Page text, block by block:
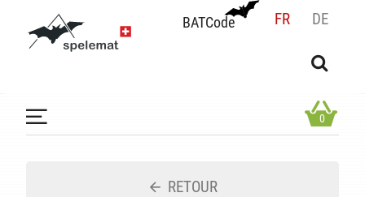
BATCode FR DE
BATCode
OK
0
RETOUR